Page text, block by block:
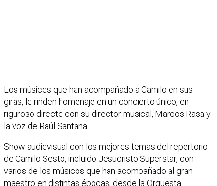
Los músicos que han acompañado a Camilo en sus
giras, le rinden homenaje en un concierto único, en
riguroso directo con su director musical, Marcos Rasa y
la voz de Raúl Santana.
Show audiovisual con los mejores temas del repertorio
de Camilo Sesto, incluido Jesucristo Superstar, con
varios de los músicos que han acompañado al gran
maestro en distintas épocas, desde la Orquesta